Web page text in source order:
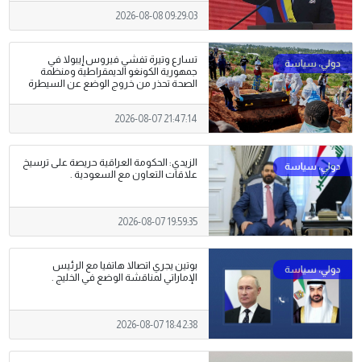
2026-08-08 09:29:03
تسارع وتيرة تفشي فيروس إيبولا في
جمهورية الكونغو الديمقراطية ومنظمة
الصحة تحذر من خروج الوضع عن السيطرة
2026-08-07 21:47:14
الزيدي: الحكومة العراقية حريصة على ترسيخ
علاقات التعاون مع السعودية .
2026-08-07 19:59:35
بوتين يجري اتصالا هاتفيا مع الرئيس
الإماراتي لمناقشة الوضع في الخليج .
2026-08-07 18:42:38